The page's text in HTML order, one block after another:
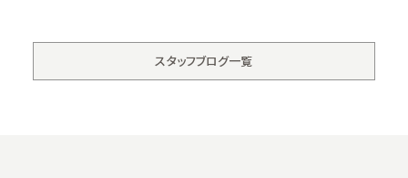
スタッフブログ一覧